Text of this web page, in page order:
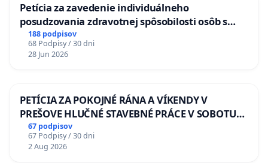
Petícia za zavedenie individuálneho
posudzovania zdravotnej spôsobilosti osôb s
diabetom 1. a 2. typu pri prijímaní do
Policajného zboru SR
188 podpisov
68 Podpisy / 30 dni
28 Jun 2026
PETÍCIA ZA POKOJNÉ RÁNA A VÍKENDY V
PREŠOVE HLUČNÉ STAVEBNÉ PRÁCE V SOBOTU
LEN OD 9.00 DO 13.00 HOD., CEZ PRACOVNÝ
TÝŽDEŇ CIEĽ 8.00 – 18.00 HOD. A PRAVIDELNÁ
KONTROLA STAVBY C-AREA NA
67 podpisov
67 Podpisy / 30 dni
2 Aug 2026